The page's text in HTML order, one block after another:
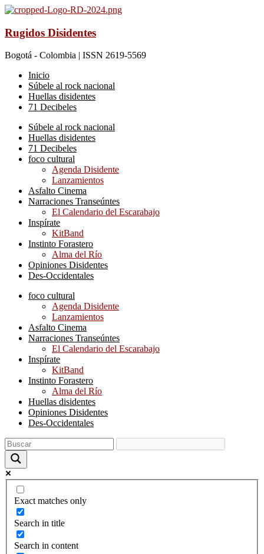
Rugidos Disidentes
Bogotá - Colombia | ISSN 2619-5569
Inicio
Súbele al rock nacional
Huellas disidentes
71 Decibeles
Súbele al rock nacional
Huellas disidentes
71 Decibeles
foco cultural
Agenda Disidente
Lanzamientos
Asfalto Cinema
Narraciones Transeúntes
El Calendario del Escarabajo
Inspírate
KitBand
Instinto Forastero
Alma del Río
Opiniones Disidentes
Des-Occidentales
foco cultural
Agenda Disidente
Lanzamientos
Asfalto Cinema
Narraciones Transeúntes
El Calendario del Escarabajo
Inspírate
KitBand
Instinto Forastero
Alma del Río
Huellas disidentes
Opiniones Disidentes
Des-Occidentales
Exact matches only
Search in title
Search in content